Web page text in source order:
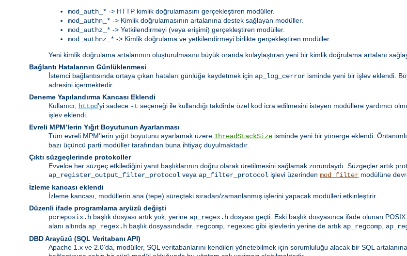
mod_auth_* -> HTTP kimlik doğrulamasını gerçekleştiren modüller.
mod_authn_* -> Kimlik doğrulamasının artalanına destek sağlayan modüller.
mod_authz_* -> Yetkilendirmeyi (veya erişimi) gerçekleştiren modüller.
mod_authnz_* -> Kimlik doğrulama ve yetkilendirmeyi birlikte gerçekleştiren modüller.
Yeni kimlik doğrulama artalanının oluşturulmasını büyük oranda kolaylaştıran yeni bir kimlik doğrulama artalanı
Bağlantı Hatalarının Günlüklenmesi
İstemci bağlantısında ortaya çıkan hataları günlüğe kaydetmek için ap_log_cerror isminde yeni bir işlev eklendi.
adresini içermektedir.
Deneme Yapılandırma Kancası Eklendi
Kullanıcı,
httpd’yi sadece -t seçeneği ile kullandığı takdirde özel kod icra edilmesini isteyen modüllere yardımcı
işlev eklendi.
Evreli MPM’lerin Yığıt Boyutunun Ayarlanması
Tüm evreli MPM’lerin yığıt boyutunu ayarlamak üzere ThreadStackSize isminde yeni bir yönerge eklendi.
bazı üçüncü parti modüller tarafından buna ihtiyaç duyulmaktadır.
Çıktı süzgeçlerinde protokoller
Evvelce her süzgeç etkilediğini yanıt başlıklarının doğru olarak üretilmesini sağlamak zorundaydı. Süzgeçler artık
ap_register_output_filter_protocol veya ap_filter_protocol işlevi üzerinden mod_filter modülüne
İzleme kancası eklendi
İzleme kancası, modüllerin ana (tepe) süreçteki sıradan/zamanlanmış işlerini yapacak modülleri etkinleştirir.
Düzenli ifade programlama aryüzü değişti
pcreposix.h başlık dosyası artık yok; yerine ap_regex.h dosyası geçti. Eski başlık dosyasınca ifade olunan
alanı altında ap_regex.h başlık dosyasındadır. regcomp regexec gibi işlevlerin yerine de artık ap_regcomp
DBD Arayüzü (SQL Veritabanı API)
Apache 1.x ve 2.0’da, modüller, SQL veritabanlarını kendileri yönetebilmek için sorumluluğu alacak bir SQL